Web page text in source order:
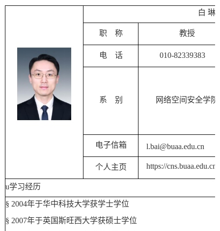
白 琳
职 称 教授
电 话 010-82339383
系 别 网络空间安全学院
电子信箱 l.bai@buaa.edu.cn
个人主页 https://
u学习经历
§ 2004年于华中科技大学获学士学位
§ 2007年于英国斯旺西大学获硕士学位